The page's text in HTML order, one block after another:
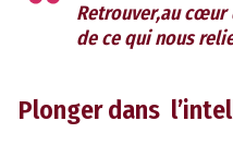
Retrouver,au cœur
de ce qui nous
Plonger dans